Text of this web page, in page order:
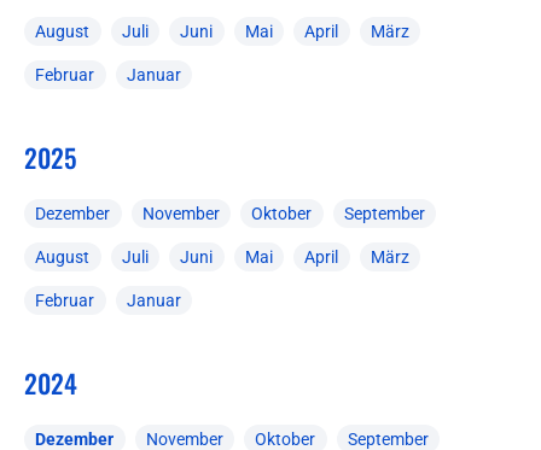
August Juli Juni Mai April März
Februar Januar
2025
Dezember November Oktober September
August Juli Juni Mai April März
Februar Januar
2024
Dezember November Oktober September